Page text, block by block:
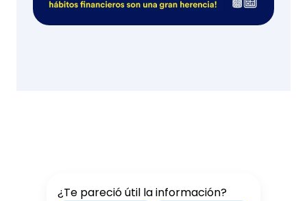
¿Te pareció útil la información?